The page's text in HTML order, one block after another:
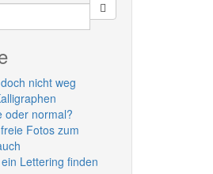
nicht weg
oder normal?
Fotos zum
Lettering finden